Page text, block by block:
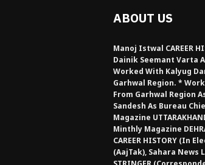
ABOUT US
Manoj Istwal CAREER
Dainik Seemant Varta
Worked With Kalyug
Garhwal Region. *
From Garhwal Region
Sandesh As Bureau
Magazine
Minthly Magazine
CAREER HISTORY (in
(AajTak), Sahara News